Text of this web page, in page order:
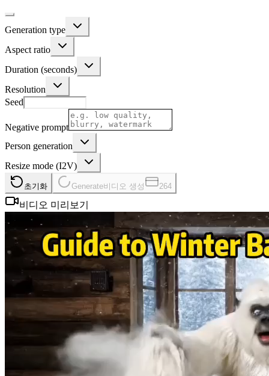
Generation type
Aspect ratio
Duration (seconds)
Resolution
Seed
Negative prompt
Person generation
Resize mode (I2V)
초기화 Generate비디오 생성 264
비디오 미리보기